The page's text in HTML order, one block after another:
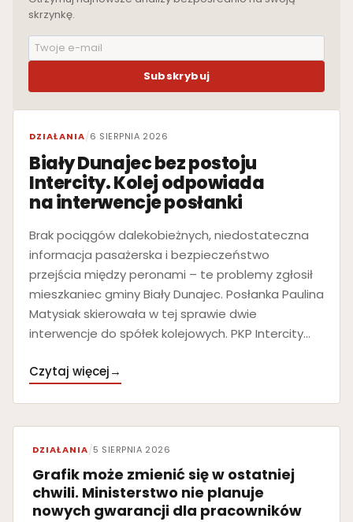
skrzynkę.
Subskrybuj
WYRÓŻNIONE
DZIAŁANIA/6 SIERPNIA 2026
Biały Dunajec bez postoju
Intercity. Kolej odpowiada
na interwencje posłanki
Brak pociągów dalekobieżnych, niedostateczna
informacja pasażerska i bezpieczeństwo
przejścia między peronami – te problemy zgłosił
mieszkaniec gminy Biały Dunajec. Posłanka Paulina
Matysiak skierowała w tej sprawie dwie
interwencje do spółek kolejowych. PKP Intercity…
Czytaj więcej→
DZIAŁANIA/5 SIERPNIA 2026
Grafik może zmienić się w ostatniej
chwili. Ministerstwo nie planuje
nowych gwarancji dla pracowników